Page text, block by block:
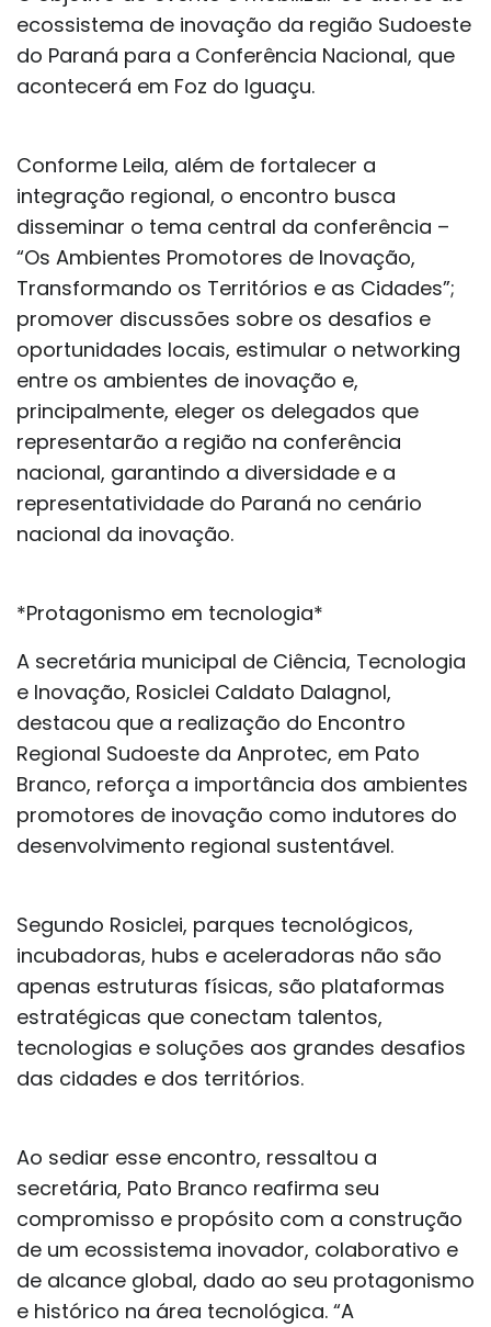
ecossistema de inovação da região Sudoeste
do Paraná para a Conferência Nacional, que
acontecerá em Foz do Iguaçu.
Conforme Leila, além de fortalecer a
integração regional, o encontro busca
disseminar o tema central da conferência –
“Os Ambientes Promotores de Inovação,
Transformando os Territórios e as Cidades”;
promover discussões sobre os desafios e
oportunidades locais, estimular o networking
entre os ambientes de inovação e,
principalmente, eleger os delegados que
representarão a região na conferência
nacional, garantindo a diversidade e a
representatividade do Paraná no cenário
nacional da inovação.
*Protagonismo em tecnologia*
A secretária municipal de Ciência, Tecnologia
e Inovação, Rosiclei Caldato Dalagnol,
destacou que a realização do Encontro
Regional Sudoeste da Anprotec, em Pato
Branco, reforça a importância dos ambientes
promotores de inovação como indutores do
desenvolvimento regional sustentável.
Segundo Rosiclei, parques tecnológicos,
incubadoras, hubs e aceleradoras não são
apenas estruturas físicas, são plataformas
estratégicas que conectam talentos,
tecnologias e soluções aos grandes desafios
das cidades e dos territórios.
Ao sediar esse encontro, ressaltou a
secretária, Pato Branco reafirma seu
compromisso e propósito com a construção
de um ecossistema inovador, colaborativo e
de alcance global, dado ao seu protagonismo
e histórico na área tecnológica. “A